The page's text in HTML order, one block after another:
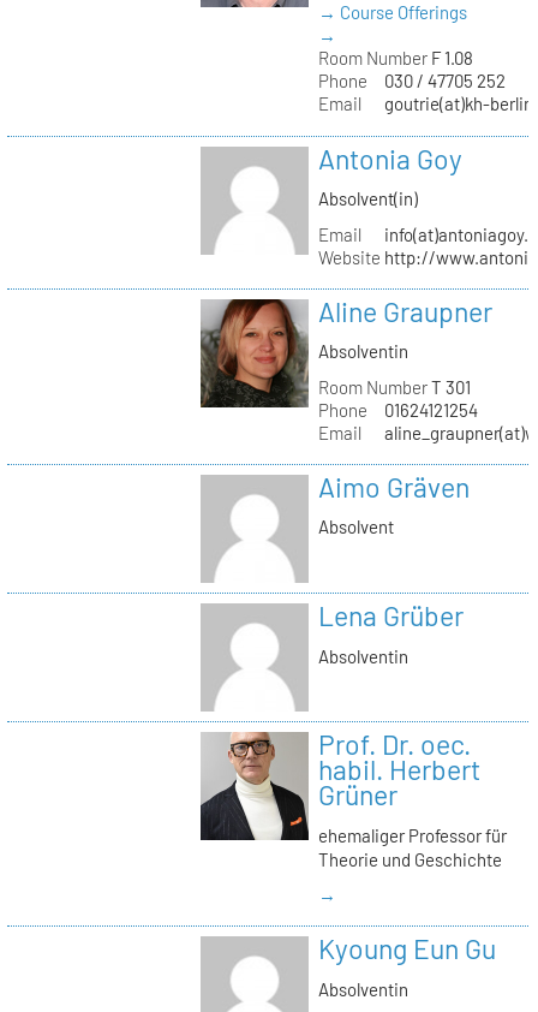
→ Course Offerings
→
Room NumberF 1.08
Phone
030 / 47705 252
Email
goutrie(at)kh-
Antonia Goy
Absolvent(in)
Email
Website http://
Aline Graupner
Absolventin
Room NumberT 301
Phone
01624121254
Email
Aimo Gräven
Absolvent
Lena Grüber
Absolventin
Prof. Dr. oec.
habil. Herbert
Grüner
ehemaliger Professor für
Theorie und Geschichte
→
Kyoung Eun Gu
Absolventin